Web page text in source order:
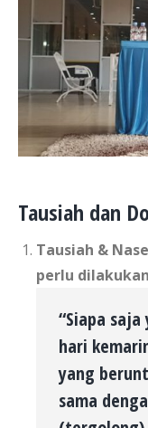
Tausiah dan
Tausiah &
perlu
“Siapa
hari
yang
sama